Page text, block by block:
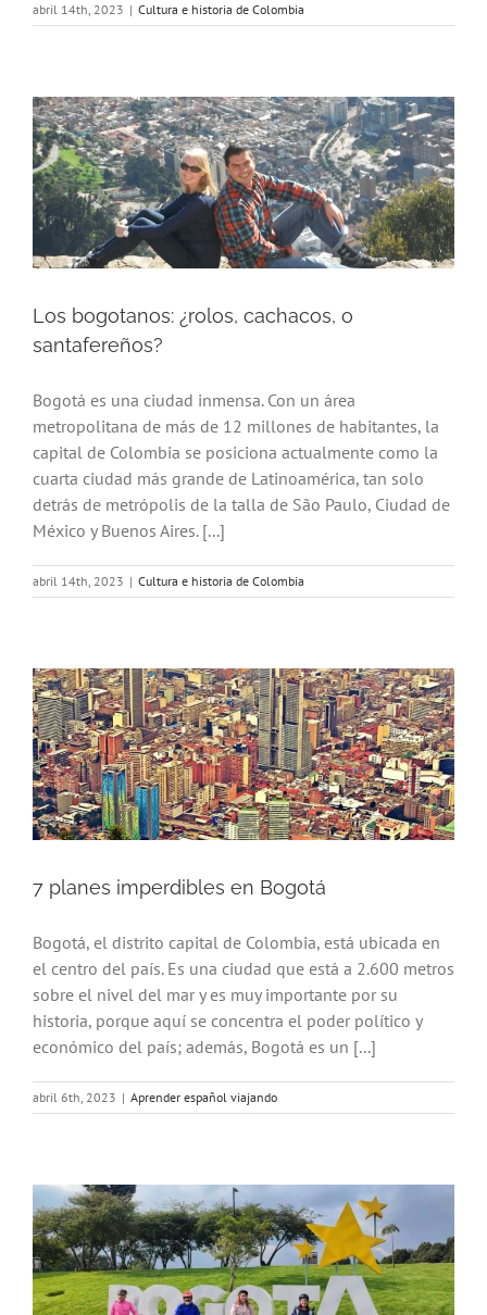
abril 14th, 2023 | Cultura e historia de Colombia
Los bogotanos: ¿rolos, cachacos, o
santafereños?
Bogotá es una ciudad inmensa. Con un área
metropolitana de más de 12 millones de habitantes, la
capital de Colombia se posiciona actualmente como la
cuarta ciudad más grande de Latinoamérica, tan solo
detrás de metrópolis de la talla de São Paulo, Ciudad de
México y Buenos Aires. [...]
abril 14th, 2023 | Cultura e historia de Colombia
7 planes imperdibles en Bogotá
Bogotá, el distrito capital de Colombia, está ubicada en
el centro del país. Es una ciudad que está a 2.600 metros
sobre el nivel del mar y es muy importante por su
historia, porque aquí se concentra el poder político y
económico del país; además, Bogotá es un [...]
abril 6th, 2023 | Aprender español viajando